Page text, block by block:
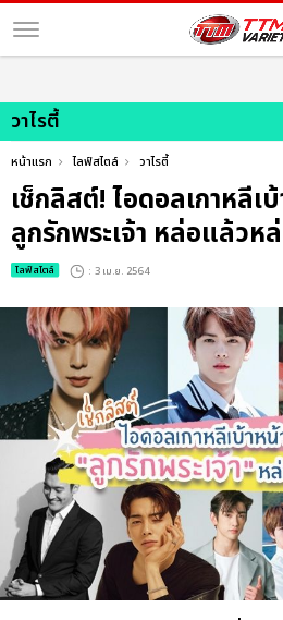
วาไรตี้
หน้าแรก ไลฟ์สไตล์ วาไรตี้
เช็กลิสต์! ไอดอลเกาหลีเ
ลูกรักพระเจ้า หล่อแล้วห
ไลฟ์สไตล์ : 3 เม.ย. 2564